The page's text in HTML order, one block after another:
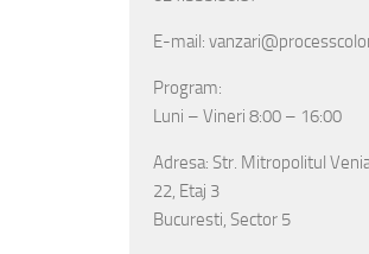
E-mail:
Program:
Luni – Vineri 8:00 – 16:00
Adresa: Str. Mitropolitul
22, Etaj 3
Bucuresti, Sector 5